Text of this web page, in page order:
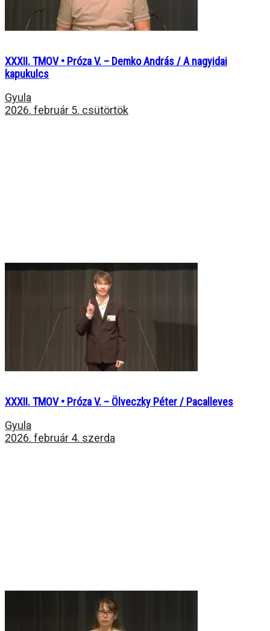
XXXII. TMOV • Próza V. – Demko András / A nagyidai
kapukulcs
Gyula
2026. február 5. csütörtök
XXXII. TMOV • Próza V. – Ölveczky Péter / Pacalleves
Gyula
2026. február 4. szerda